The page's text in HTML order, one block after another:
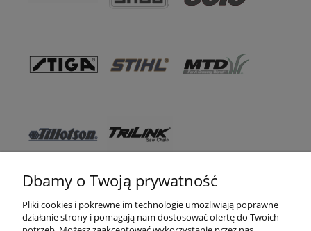
Pomoc
WSO TEXAS
Dbamy o Twoją prywatność
Pliki cookies i pokrewne im technologie umożliwiają poprawne
działanie strony i pomagają nam dostosować ofertę do Twoich